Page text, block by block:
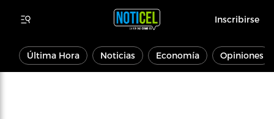
Inscribirse
Última Hora Noticias Economía Opiniones